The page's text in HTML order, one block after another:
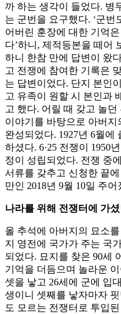
까 하는 생각이 들었다. 병
는 군번을 요구했다. ‘군
어버린 훈장에 대한 기억
다’하니, 제적등본을 떼어
하니 한참 만에 답변이 왔
고 전쟁에 참여한 기록은
는 답변이었다. 단지 본인
고 유족이 원할 시 본인과
고 했다. 어릴 때 갖고 놀
이야기를 바탕으로 아버지
완성되었다. 1927년 6월에
하셨다. 6·25 전쟁이 1950
정이 성립되었다. 전쟁 중
서류를 갖추고 신청한 끝
만인 2018년 9월 10일 주어
나라를 위해 전쟁터에 가셨
올 추석에 아버지의 묘소
지 영전에 국가가 주는 국
되었다. 묘지를 찾은 90세
기억을 더듬으며 놀라운
셋을 낳고 26세에 군에 입
생이니 셋째를 낳자마자
도 모르는 전쟁터로 투입